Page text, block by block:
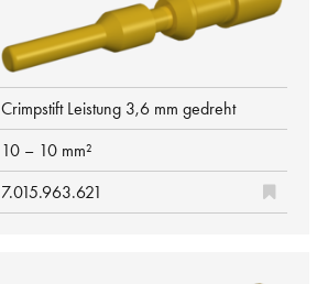
Crimpstift Leistung 3,6 mm gedreht
10 – 10 mm²
7.015.963.621